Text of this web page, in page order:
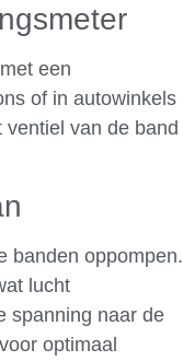
een
of in autowinkels
van de band
banden oppompen.
lucht
spanning naar de
optimaal